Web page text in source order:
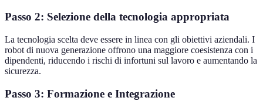
Passo 2: Selezione della tecnologia appropriata
La tecnologia scelta deve essere in linea con gli obiettivi aziendali. I
robot di nuova generazione offrono una maggiore coesistenza con i
dipendenti, riducendo i rischi di infortuni sul lavoro e aumentando la
sicurezza.
Passo 3: Formazione e Integrazione